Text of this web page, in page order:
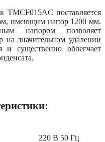
TMCF015AС поставляется
имеющим напор 1200 мм.
напором позволяет
на значительном удалении
существенно облегчает
220 В 50 Гц